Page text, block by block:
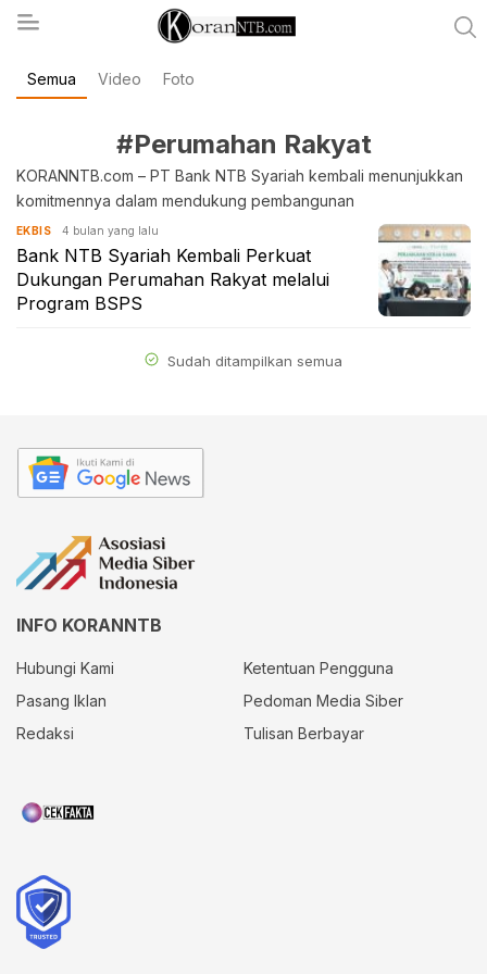
koranntb.com
Semua Video Foto
#Perumahan Rakyat
KORANNTB.com – PT Bank NTB Syariah kembali menunjukkan
komitmennya dalam mendukung pembangunan
EKBIS 4 bulan yang lalu
Bank NTB Syariah Kembali Perkuat
Dukungan Perumahan Rakyat melalui
Program BSPS
Sudah ditampilkan semua
INFO KORANNTB
Hubungi Kami
Ketentuan Pengguna
Pasang Iklan
Pedoman Media Siber
Redaksi
Tulisan Berbayar